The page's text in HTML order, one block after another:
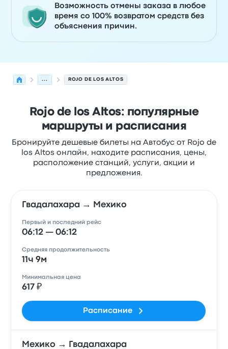
Возможность отмены заказа в любое
время со 100% возвратом средств без
объяснения причин.
... ROJO DE LOS ALTOS
Rojo de los Altos: популярные
маршруты и расписания
Бронируйте дешевые билеты на Автобус от Rojo de
los Altos онлайн, находите расписания, цены,
расположение станций, услуги, акции и
предложения.
Гвадалахара → Мехико
Первый и последний рейс
06:12 — 06:12
Средняя продолжительность
11ч 9м
Минимальная цена
617 ₽
Расписание
Мехико → Гвадалахара